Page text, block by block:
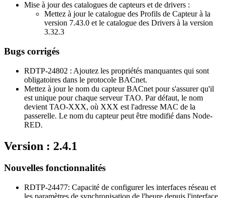
Mise à jour des catalogues de capteurs et de drivers :
Mettez à jour le catalogue des Profils de Capteur à la
version 7.43.0 et le catalogue des Drivers à la version
3.32.3
Bugs corrigés
RDTP-24802 : Ajoutez les propriétés manquantes qui sont
obligatoires dans le protocole BACnet.
Mettez à jour le nom du capteur BACnet pour s'assurer qu'il
est unique pour chaque serveur TAO. Par défaut, le nom
devient TAO-XXX, où XXX est l'adresse MAC de la
passerelle. Le nom du capteur peut être modifié dans Node-
RED.
Version : 2.4.1
Nouvelles fonctionnalités
RDTP-24477: Capacité de configurer les interfaces réseau et